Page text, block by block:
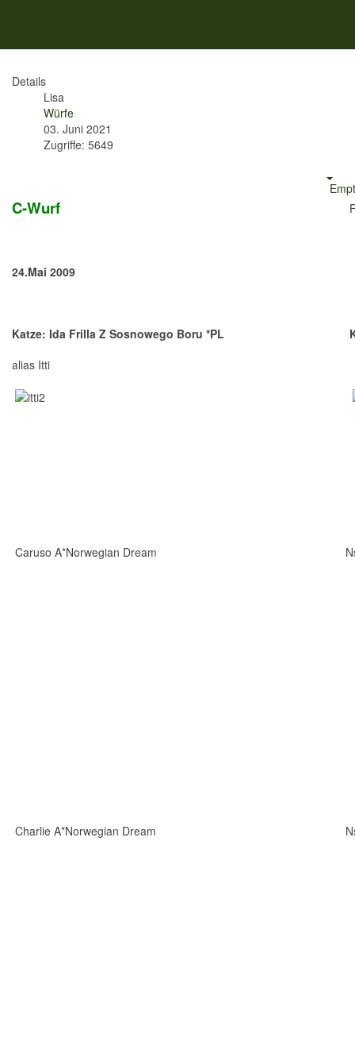
Details
Lisa
Würfe
03. Juni 2021
Zugriffe: 5649
C-Wurf
24.Mai 2009
Katze: Ida Frilla Z Sosnowego Boru *PL
alias Itti
Caruso A*Norwegian Dream
Charlie A*Norwegian Dream